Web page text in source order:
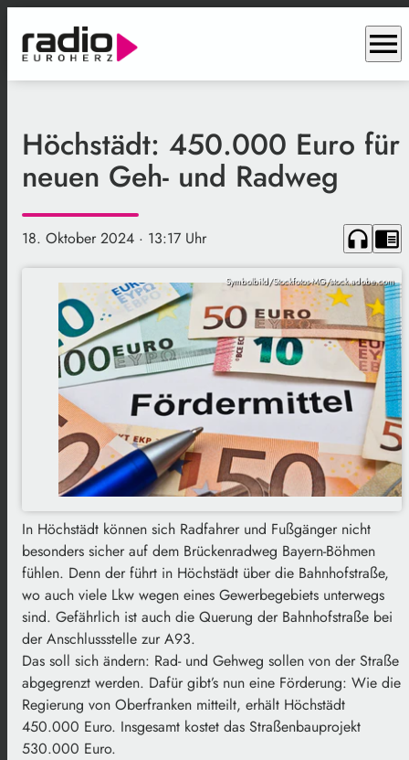
menu
Höchstädt: 450.000 Euro für
neuen Geh- und Radweg
18. Oktober 2024 · 13:17 Uhr headphones chrome_reader_mode
Symbolbild/Stockfotos-MG/stock.adobe.com
In Höchstädt können sich Radfahrer und Fußgänger nicht
besonders sicher auf dem Brückenradweg Bayern-Böhmen
fühlen. Denn der führt in Höchstädt über die Bahnhofstraße,
wo auch viele Lkw wegen eines Gewerbegebiets unterwegs
sind. Gefährlich ist auch die Querung der Bahnhofstraße bei
der Anschlussstelle zur A93.
Das soll sich ändern: Rad- und Gehweg sollen von der Straße
abgegrenzt werden. Dafür gibt’s nun eine Förderung: Wie die
Regierung von Oberfranken mitteilt, erhält Höchstädt
450.000 Euro. Insgesamt kostet das Straßenbauprojekt
530.000 Euro.